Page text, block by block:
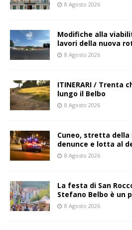
8 Agosto 2026
Modifiche alla
lavori della nuova
8 Agosto 2026
ITINERARI / Trenta
lungo il Belbo
8 Agosto 2026
Cuneo, stretta della
denunce e lotta al
8 Agosto 2026
La festa di San
Stefano Belbo è un
8 Agosto 2026